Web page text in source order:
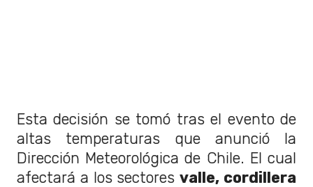
Esta decisión se tomó tras el evento de
altas temperaturas que anunció la
Dirección Meteorológica de Chile. El cual
afectará a los sectoresvalle, cordillera